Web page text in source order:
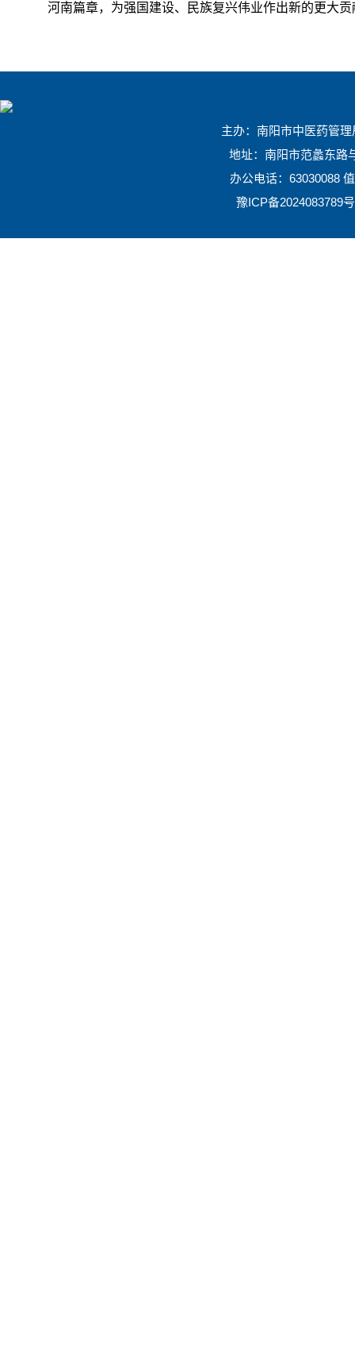
河南篇章，为强国建设、民族复兴伟业作出新的更大贡
主办：南阳市中医药管
地址：南阳市范蠡东路
办公电话：63030088
豫ICP备2024083789